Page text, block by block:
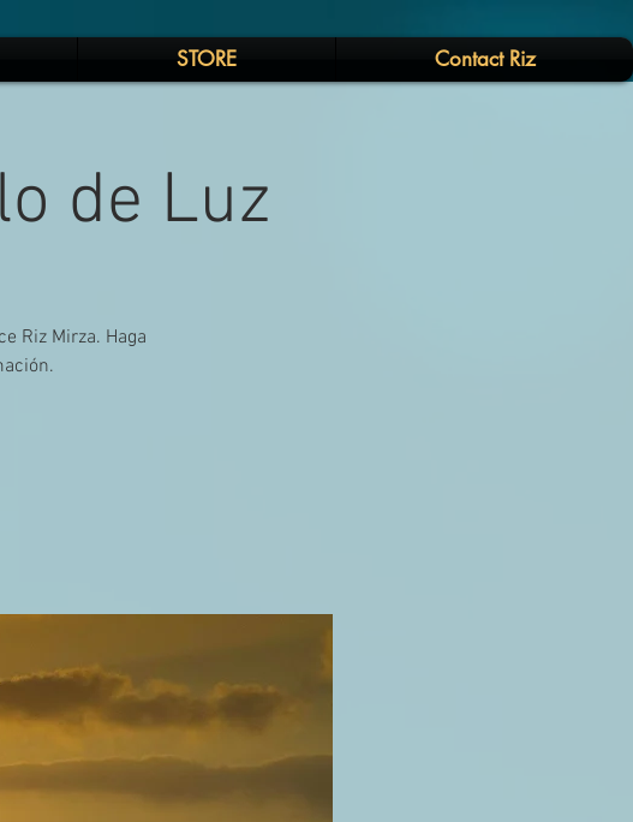
STORE Contact Riz
de Luz
Riz Mirza. Haga